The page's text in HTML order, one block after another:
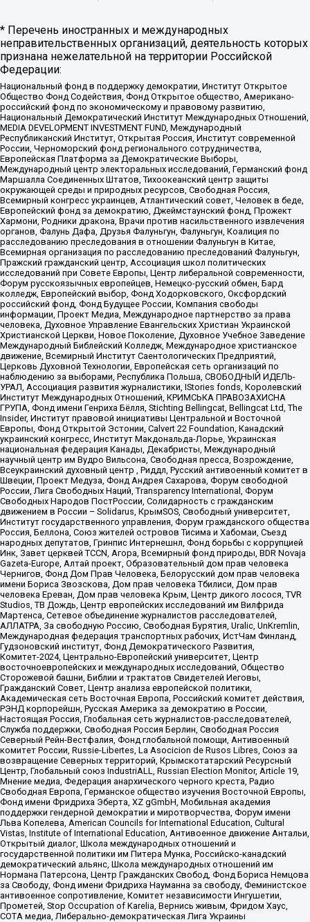
* Перечень иностранных и международных
неправительственных организаций, деятельность которых
признана нежелательной на территории Российской
Федерации:
Национальный фонд в поддержку демократии, Институт Открытое
Общество Фонд Содействия, Фонд Открытое общество, Американо-
российский фонд по экономическому и правовому развитию,
Национальный Демократический Институт Международных Отношений,
MEDIA DEVELOPMENT INVESTMENT FUND, Международный
Республиканский Институт, Открытая Россия, Институт современной
России, Черноморский фонд регионального сотрудничества,
Европейская Платформа за Демократические Выборы,
Международный центр электоральных исследований, Германский фонд
Маршалла Соединенных Штатов, Тихоокеанский центр защиты
окружающей среды и природных ресурсов, Свободная Россия,
Всемирный конгресс украинцев, Атлантический совет, Человек в беде,
Европейский фонд за демократию, Джеймстаунский фонд, Прожект
Хармони, Родники дракона, Врачи против насильственного извлечения
органов, Фалунь Дафа, Друзья Фалуньгун, Фалуньгун, Коалиция по
расследованию преследования в отношении Фалуньгун в Китае,
Всемирная организация по расследованию преследований Фалуньгун,
Пражский гражданский центр, Ассоциация школ политических
исследований при Совете Европы, Центр либеральной современности,
Форум русскоязычных европейцев, Немецко-русский обмен, Бард
колледж, Европейский выбор, Фонд Ходорковского, Оксфордский
российский фонд, Фонд Будущее России, Компания свободы
информации, Проект Медиа, Международное партнерство за права
человека, Духовное Управление Евангельских Христиан Украинской
Христианской Церкви, Новое Поколение, Духовное Учебное Заведение
Международный Библейский Колледж, Международное христианское
движение, Всемирный Институт Саентологических Предприятий,
Церковь Духовной Технологии, Европейская сеть организаций по
наблюдению за выборами, Республика Польша, СВОБОДНЫЙ ИДЕЛЬ-
УРАЛ, Ассоциация развития журналистики, IStories fonds, Королевский
Институт Международных Отношений, КРИМСЬКА ПРАВОЗАХИСНА
ГРУПА, Фонд имени Генриха Бёлля, Stichting Bellingcat, Bellingcat Ltd, The
Insider, Институт правовой инициативы Центральной и Восточной
Европы, Фонд Открытой Эстонии, Calvert 22 Foundation, Канадский
украинский конгресс, Институт Макдональда-Лорье, Украинская
национальная федерация Канады, Декабристы, Международный
научный центр им Вудро Вильсона, Свободная пресса, Возрождение,
Всеукраинский духовный центр , Риддл, Русский антивоенный комитет в
Швеции, Проект Медуза, Фонд Андрея Сахарова, Форум свободной
России, Лига Свободных Наций, Transparеncy International, Форум
Свободных Народов ПостРоссии, Солидарность с гражданским
движением в России – Solidarus, КрымSOS, Свободный университет,
Институт государственного управления, Форум гражданского общества
Россия, Беллона, Союз жителей островов Тисима и Хабомаи, Съезд
народных депутатов, Гринпис Интернешнл, Фонд борьбы с коррупцией
Инк, Завет церквей TCCN, Агора, Всемирный фонд природы, BDR Novaja
Gazeta-Europe, Алтай проект, Образовательный дом прав человека
Чернигов, Фонд Дом Прав Человека, Белорусский дом прав человека
имени Бориса Звозскова, Дом прав человека Тбилиси, Дом прав
человека Ереван, Дом прав человека Крым, Центр дикого лосося, TVR
Studios, ТВ Дождь, Центр европейских исследований им Вилфрида
Мартенса, Сетевое объединение журналистов расследователей,
АЛЛАТРА, За свободную Россию, Свободная Бурятия, Uralic, UnKremlin,
Международная федерация транспортных рабочих, ИстЧам Финланд,
Гудзоновский институт, Фонд Демократического Развития,
Комитет-2024, Центрально-Европейский университет, Центр
восточноевропейских и международных исследований, Общество
Сторожевой башни, Библии и трактатов Свидетелей Иеговы,
Гражданский Совет, Центр анализа европейской политики,
Академическая сеть Восточная Европа, Российский комитет действия,
РЭНД корпорейшн, Русская Америка за демократию в России,
Настоящая Россия, Глобальная сеть журналистов-расследователей,
Служба поддержки, Свободная Россия Берлин, Свободная Россия
Северный Рейн-Вестфалия, Фонд глобальной помощи, Антивоенный
комитет России, Russie-Libertes, La Asocicion de Rusos Libres, Союз за
возвращение Северных территорий, Крымскотатарский Ресурсный
Центр, Глобальный союз IndustriALL, Russian Election Monitor, Article 19,
Мнение медиа, Федерация анархического черного креста, Радио
Свободная Европа, Германское общество изучения Восточной Европы,
Фонд имени Фридриха Эберта, XZ gGmbH, Мобильная академия
поддержки гендерной демократии и миротворчества, Форум имени
Льва Копелева, American Councils for International Education, Cultural
Vistas, Institute of International Education, Антивоенное движение Антальи,
Открытый диалог, Школа международных отношений и
государственной политики им Питера Мунка, Российско-канадский
демократический альянс, Школа международных отношений им
Нормана Патерсона, Центр Гражданских Свобод, Фонд Бориса Немцова
за Свободу, Фонд имени Фридриха Науманна за свободу, Феминистское
антивоенное сопротивление, Комитет независимости Ингушетии,
Прометей, Stop Occupation of Karelia, Вернись живым, Фридом Хаус,
СОТА медиа, Либерально-демократическая Лига Украины